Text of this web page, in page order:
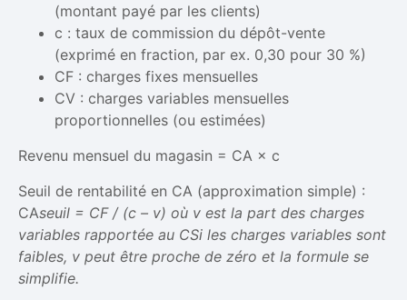
(montant payé par les clients)
c : taux de commission du dépôt-vente
(exprimé en fraction, par ex. 0,30 pour 30 %)
CF : charges fixes mensuelles
CV : charges variables mensuelles
proportionnelles (ou estimées)
Revenu mensuel du magasin = CA × c
Seuil de rentabilité en CA (approximation simple) :
CAseuil = CF / (c – v) où v est la part des charges
variables rapportée au CSi les charges variables sont
faibles, v peut être proche de zéro et la formule se
simplifie.